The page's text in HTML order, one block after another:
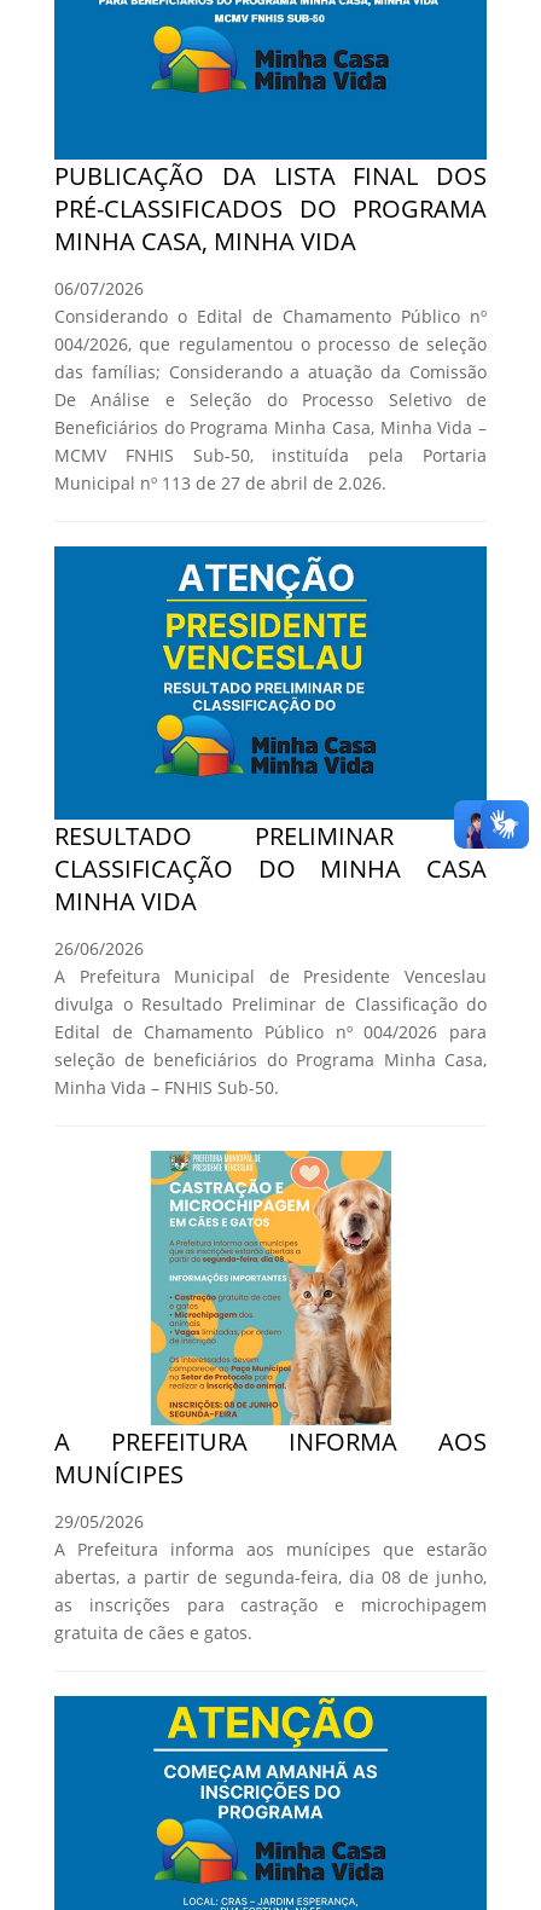
PUBLICAÇÃO DA LISTA FINAL DOS
PRÉ-CLASSIFICADOS DO PROGRAMA
MINHA CASA, MINHA VIDA
06/07/2026
Considerando o Edital de Chamamento Público nº
004/2026, que regulamentou o processo de seleção
das famílias; Considerando a atuação da Comissão
De Análise e Seleção do Processo Seletivo de
Beneficiários do Programa Minha Casa, Minha Vida –
MCMV FNHIS Sub-50, instituída pela Portaria
Municipal nº 113 de 27 de abril de 2.026.
RESULTADO PRELIMINAR DE
CLASSIFICAÇÃO DO MINHA CASA
MINHA VIDA
26/06/2026
A Prefeitura Municipal de Presidente Venceslau
divulga o Resultado Preliminar de Classificação do
Edital de Chamamento Público nº 004/2026 para
seleção de beneficiários do Programa Minha Casa,
Minha Vida – FNHIS Sub-50.
A PREFEITURA INFORMA AOS
MUNÍCIPES
29/05/2026
A Prefeitura informa aos munícipes que estarão
abertas, a partir de segunda-feira, dia 08 de junho,
as inscrições para castração e microchipagem
gratuita de cães e gatos.